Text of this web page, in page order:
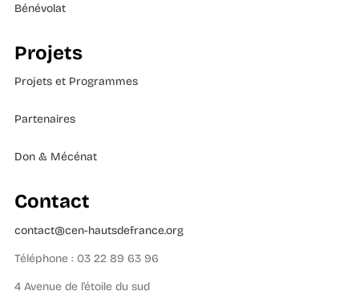
Bénévolat
Projets
Projets et Programmes
Partenaires
Don & Mécénat
Contact
contact@cen-hautsdefrance.org
Téléphone : 03 22 89 63 96
4 Avenue de l’étoile du sud